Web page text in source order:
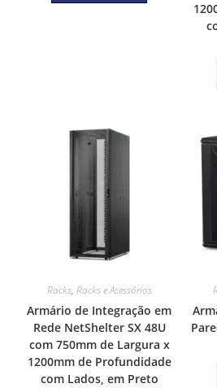
Racks, Racks e Acessórios
Armário de Integração em
Rede NetShelter SX 48U
com 750mm de Largura x
1200mm de Profundidade
com Lados, em Preto